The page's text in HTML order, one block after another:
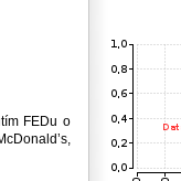
FEDu o